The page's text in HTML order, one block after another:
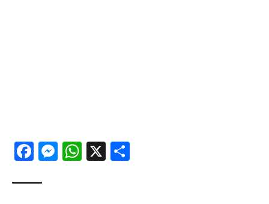
Facebook
Messenger
WhatsApp
X